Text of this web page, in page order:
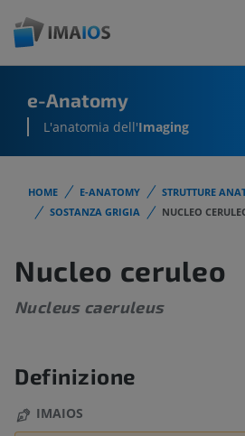
e-Anatomy
L'anatomia dell'Imaging
HOME E-ANATOMY STRUTTURE
SOSTANZA GRIGIA
NUCLEO
Nucleo ceruleo
Nucleus caeruleus
Definizione
IMAIOS